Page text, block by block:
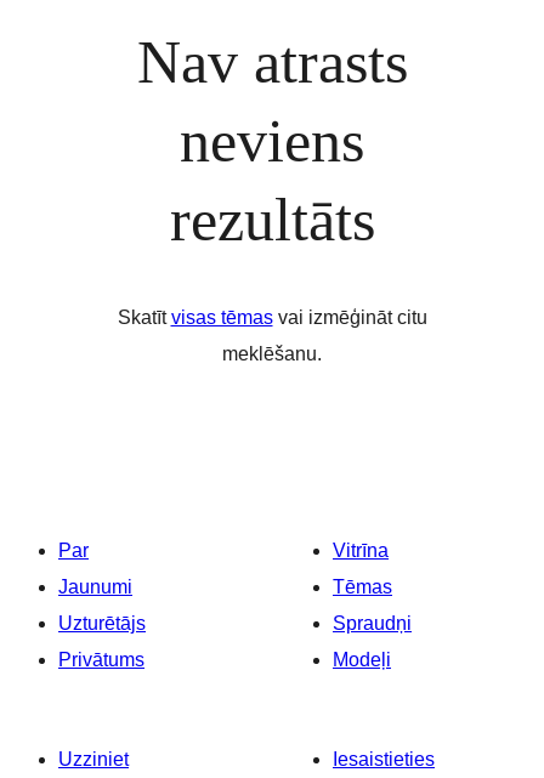
Nav atrasts
neviens
rezultāts
Skatītvisas tēmasvai izmēģināt citu
meklēšanu.
Par
Jaunumi
Uzturētājs
Privātums
Vitrīna
Tēmas
Spraudņi
Modeļi
Uzziniet
Iesaistieties